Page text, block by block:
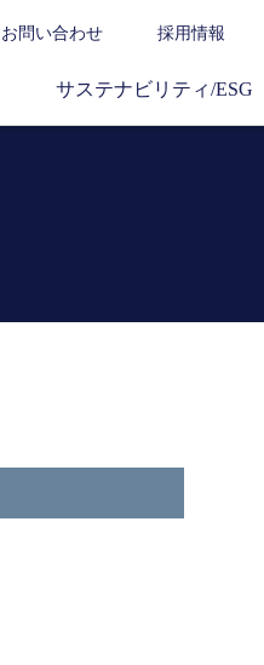
お問い合わせ 採用情報
サステナビリティ/ESG